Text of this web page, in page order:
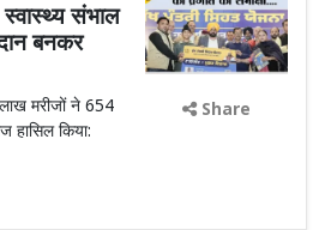
स्वास्थ्य संभाल
बनकर
मरीजों ने 654
हासिल किया:
Share